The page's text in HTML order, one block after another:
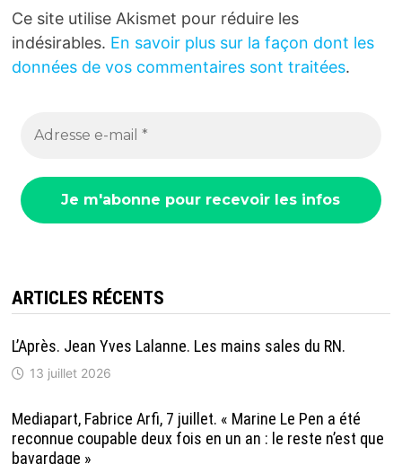
Ce site utilise Akismet pour réduire les
indésirables. En savoir plus sur la façon dont les
données de vos commentaires sont traitées.
ARTICLES RÉCENTS
L’Après. Jean Yves Lalanne. Les mains sales du RN.
13 juillet 2026
Mediapart, Fabrice Arfi, 7 juillet. « Marine Le Pen a été
reconnue coupable deux fois en un an : le reste n’est que
bavardage »